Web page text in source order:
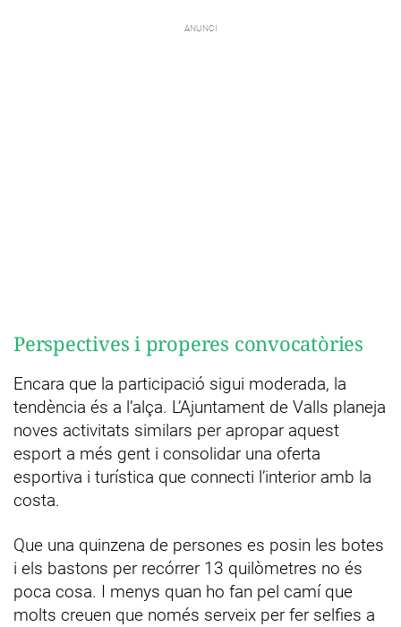
Perspectives i properes convocatòries
Encara que la participació sigui moderada, la
tendència és a l’alça. L’Ajuntament de Valls planeja
noves activitats similars per apropar aquest
esport a més gent i consolidar una oferta
esportiva i turística que connecti l’interior amb la
costa.
Que una quinzena de persones es posin les botes
i els bastons per recórrer 13 quilòmetres no és
poca cosa. I menys quan ho fan pel camí que
molts creuen que només serveix per fer selfies a